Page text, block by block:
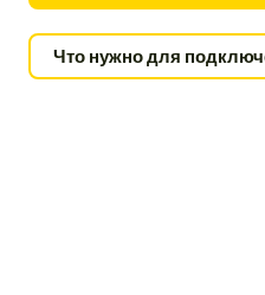
Что нужно для